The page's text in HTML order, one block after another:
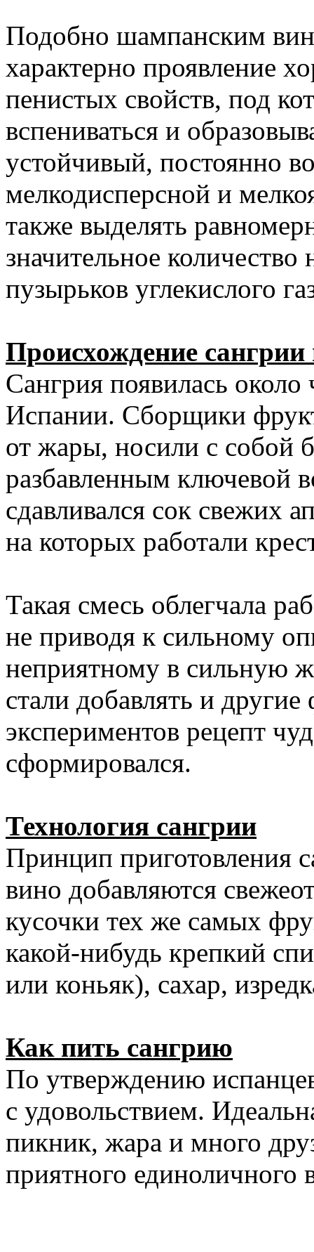
Подобно шампанским
характерно проявление
пенистых свойств, под
вспениваться и
устойчивый, постоянно
мелкодисперсной и
также выделять
значительное
пузырьков углекислого
Происхождение сангрии
Сангрия появилась
Испании. Сборщики
от жары, носили с собой
разбавленным ключевой
сдавливался сок свежих
на которых работали
Такая смесь облегчала
не приводя к сильному
неприятному в сильную
стали добавлять и
экспериментов рецепт
сформировался.
Технология сангрии
Принцип приготовления
вино добавляются
кусочки тех же самых
какой-нибудь крепкий
или коньяк), сахар,
Как пить сангрию
По утверждению
с удовольствием.
пикник, жара и много
приятного единоличного